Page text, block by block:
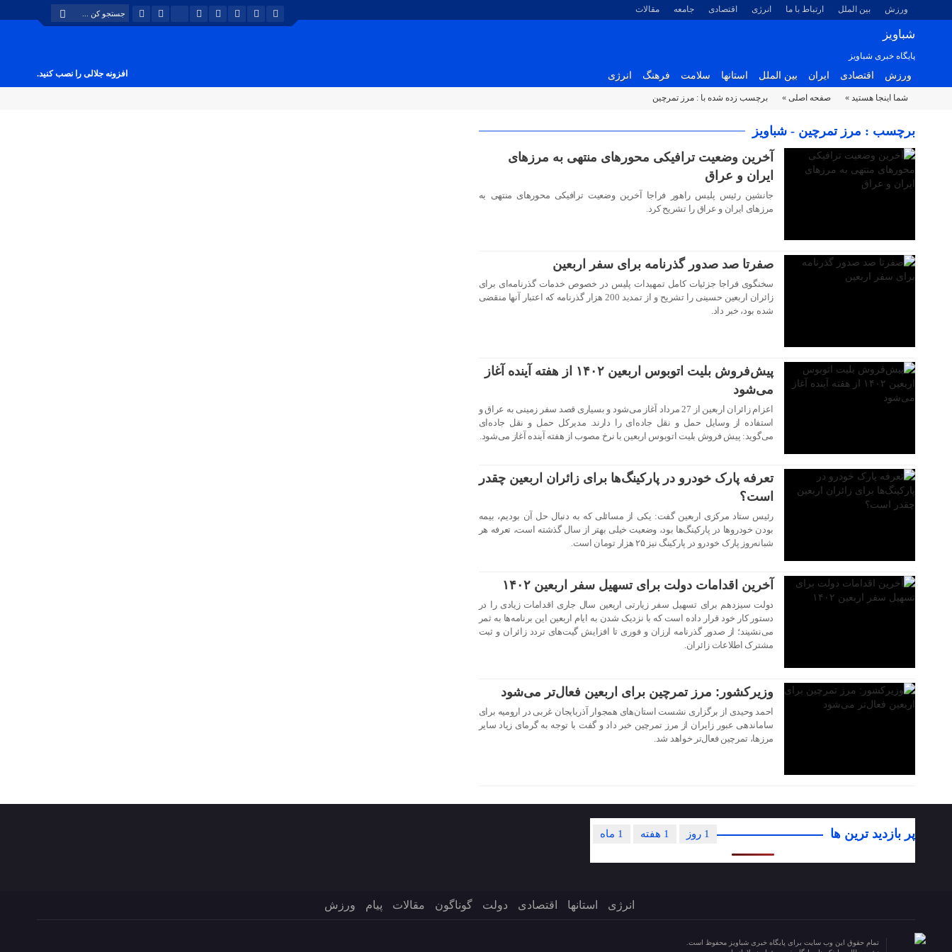
ورزش بین الملل ارتباط با ما انرژی اقتصادی جامعه مقالات
شباویز
پایگاه خبری شباویز
ورزش اقتصادی ایران بین الملل استانها سلامت فرهنگ انرژی افزونه جلالی را نصب کنید.
شما اینجا هستید » صفحه اصلی » برچسب زده شده با : مرز تمرچین
برچسب : مرز تمرچین - شباویز
آخرین وضعیت ترافیکی محورهای منتهی به مرزهای
ایران و عراق
جانشین رئیس پلیس راهور فراجا آخرین وضعیت ترافیکی محورهای منتهی به
مرزهای ایران و عراق را تشریح کرد.
صفرتا صد صدور گذرنامه برای سفر اربعین
سخنگوی فراجا جزئیات کامل تمهیدات پلیس در خصوص خدمات گذرنامه‌ای برای
زائران اربعین حسینی را تشریح و از تمدید 200 هزار گذرنامه که اعتبار آنها منقضی
شده بود، خبر داد.
پیش‌فروش بلیت اتوبوس اربعین ۱۴۰۲ از هفته آینده آغاز
می‌شود
اعزام زائران اربعین از 27 مرداد آغاز می‌شود و بسیاری قصد سفر زمینی به عراق و
استفاده از وسایل حمل و نقل جاده‌‎ای را دارند. مدیرکل حمل‏ و نقل جاده‌ای
می‌گوید: پیش فروش بلیت اتوبوس اربعین با نرخ مصوب از هفته آینده آغاز می‌شود.
تعرفه پارک خودرو در پارکینگ‌ها برای زائران اربعین چقدر
است؟
رئیس ستاد مرکزی اربعین گفت: یکی از مسائلی که به دنبال حل آن بودیم، بیمه
بودن خودروها در پارکینگ‌ها بود، وضعیت خیلی بهتر از سال گذشته است، تعرفه هر
شبانه‌روز پارک خودرو در پارکینگ نیز ۲۵ هزار تومان است.
آخرین اقدامات دولت برای تسهیل سفر اربعین ۱۴۰۲
دولت سیزدهم برای تسهیل سفر زیارتی اربعین سال جاری اقدامات زیادی را در
دستور کار خود قرار داده است که با نزدیک شدن به ایام اربعین این برنامه‌ها به ثمر
می‌نشیند؛ از صدور گذرنامه ارزان و فوری تا افزایش گیت‌های تردد زائران و ثبت
مشترک اطلاعات زائران.
وزیرکشور: مرز تمرچین برای اربعین فعال‌تر می‌شود
احمد وحیدی از برگزاری نشست استان‌های همجوار آذربایجان غربی در ارومیه برای
ساماندهی عبور زایران از مرز تمرچین خبر داد و گفت با توجه به گرمای زیاد سایر
مرزها، تمرچین فعال‌تر خواهد شد.
پر بازدید ترین ها 1 ماه 1 هفته 1 روز
انرژی استانها اقتصادی دولت گوناگون مقالات پیام ورزش
تمام حقوق این وب سایت برای پایگاه خبری شباویز محفوظ است.